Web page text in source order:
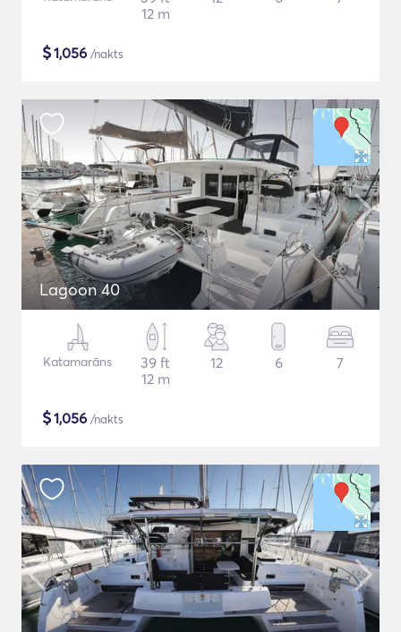
12 m
$1,056 /nakts
Lagoon 40
Katamarāns
39 ft
12 m
12 6 7
$1,056 /nakts